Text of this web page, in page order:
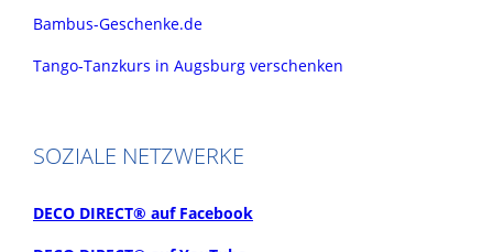
Bambus-Geschenke.de
Tango-Tanzkurs in Augsburg verschenken
SOZIALE NETZWERKE
DECO DIRECT® auf Facebook